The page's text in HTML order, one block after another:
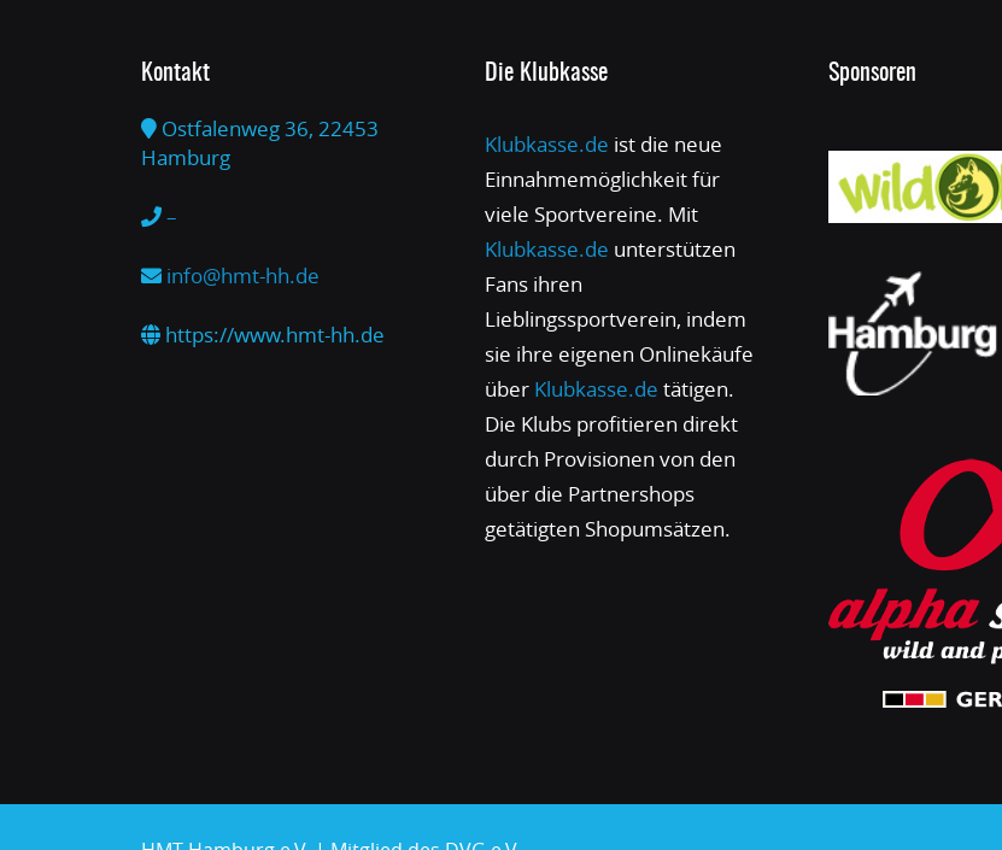
Kontakt
Ostfalenweg 36, 22453
Hamburg
–
info@hmt-hh.de
https://www.hmt-hh.de
Die Klubkasse
Klubkasse.de ist die neue
Einnahmemöglichkeit für
viele Sportvereine. Mit
Klubkasse.de unterstützen
Fans ihren
Lieblingssportverein, indem
sie ihre eigenen Onlinekäufe
über Klubkasse.de tätigen.
Die Klubs profitieren direkt
durch Provisionen von den
über die Partnershops
getätigten Shopumsätzen.
Sponsoren